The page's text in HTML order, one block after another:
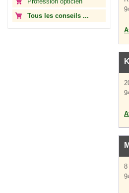
Tous les conseils ...
8